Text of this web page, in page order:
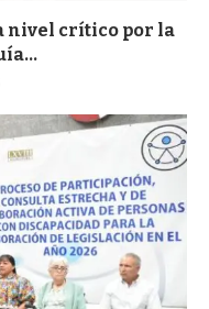
nivel crítico por la